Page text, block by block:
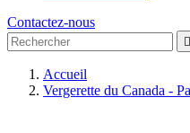
Contactez-nous

Accueil
Vergerette du Canada -